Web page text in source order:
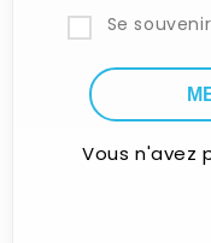
Se
Vous n'avez